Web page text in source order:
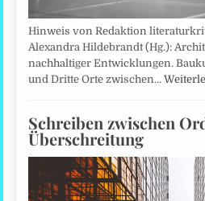
Hinweis von Redaktion
Alexandra Hildebrandt (Hg.):
nachhaltiger Entwicklungen.
und Dritte Orte zwischen…
Schreiben zwischen
Überschreitung